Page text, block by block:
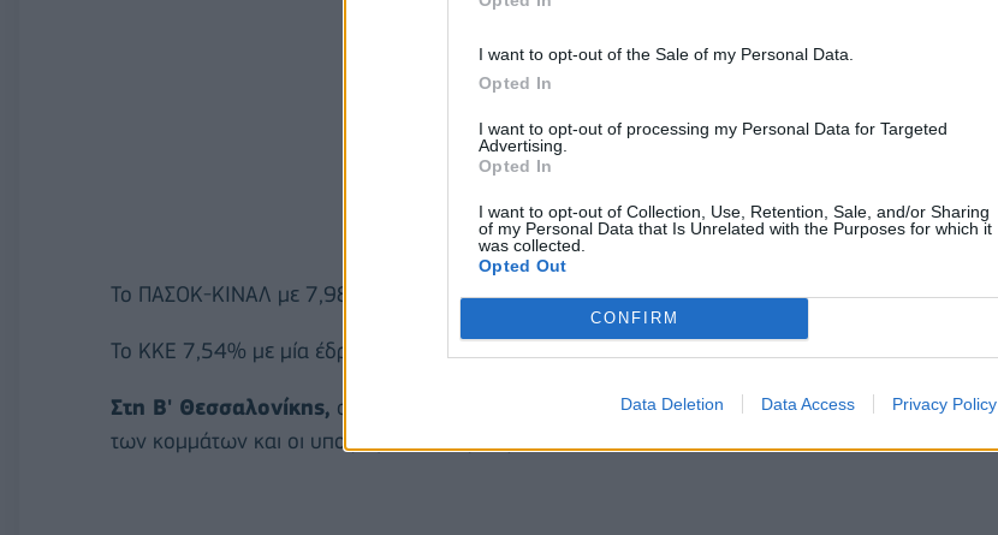
I want to opt-out of the Sale of my Personal Data.
Opted In
I want to opt-out of processing my Personal Data for Targeted
Advertising.
Opted In
I want to opt-out of Collection, Use, Retention, Sale, and/or Sharing
of my Personal Data that Is Unrelated with the Purposes for which it
was collected.
Opted Out
CONFIRM
Data Deletion Data Access Privacy Policy
Το ΠΑΣΟΚ-ΚΙΝΑΛ με 7,98, μία έδρα Ανδρουλάκης Νίκος.
Το ΚΚΕ 7,54% με μία έδρα Κουτσούμπας Δημήτρης.
Στη Β' Θεσσαλονίκης, στο 85,30% της ενσωμάτωσης των εκλογικών τμημάτων, τα ποσοστά
των κομμάτων και οι υποψήφιοι που προηγούνται είναι οι εξής: